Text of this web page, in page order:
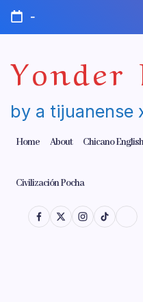
Skip
content
-
Yonder
by a tijuanense
Home About Chicano English
Civilización Pocha